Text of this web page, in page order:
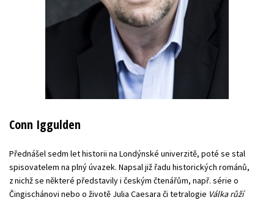
Conn Iggulden
Přednášel sedm let historii na Londýnské univerzitě, poté se stal
spisovatelem na plný úvazek. Napsal již řadu historických románů,
z nichž se některé představily i českým čtenářům, např. série o
Čingischánovi nebo o životě Julia Caesara či tetralogie Válka růží